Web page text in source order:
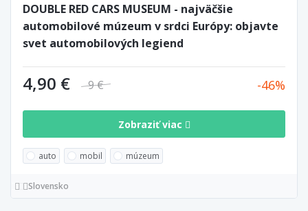
DOUBLE RED CARS MUSEUM - najväčšie
automobilové múzeum v srdci Európy: objavte
svet automobilových legiend
4,90 € 9 € 46
Zobraziť viac
auto mobil múzeum
Slovensko